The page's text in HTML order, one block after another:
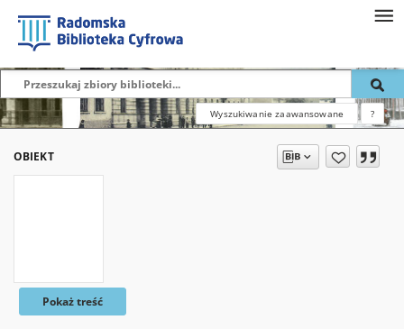
Wyszukiwanie zaawansowane ?
OBIEKT
Pokaż treść